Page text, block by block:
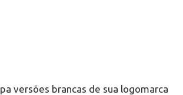
versões brancas de sua logomarca